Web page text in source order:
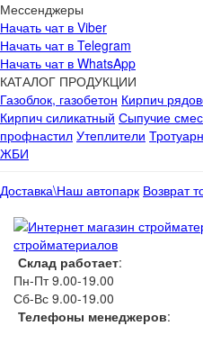
Мессенджеры
Начать чат в Viber
Начать чат в Telegram
Начать чат в WhatsApp
КАТАЛОГ ПРОДУКЦИИ
Газоблок, газобетон Кирпич
Кирпич силикатный Сыпучие
профнастил Утеплители
ЖБИ
Доставка\Наш автопарк Возврат
стройматериалов
Склад работает:
Пн-Пт 9.00-19.00
Сб-Вс 9.00-19.00
Телефоны менеджеров: